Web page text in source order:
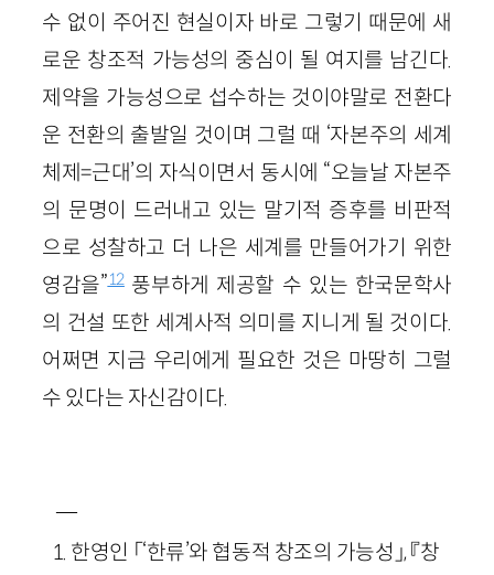
수 없이 주어진 현실이자 바로 그렇기 때문에 새
로운 창조적 가능성의 중심이 될 여지를 남긴다.
제약을 가능성으로 섭수하는 것이야말로 전환다
운 전환의 출발일 것이며 그럴 때 ‘자본주의 세계
체제=근대’의 자식이면서 동시에 “오늘날 자본주
의 문명이 드러내고 있는 말기적 증후를 비판적
으로 성찰하고 더 나은 세계를 만들어가기 위한
영감을”12풍부하게 제공할 수 있는 한국문학사
의 건설 또한 세계사적 의미를 지니게 될 것이다.
어쩌면 지금 우리에게 필요한 것은 마땅히 그럴
수 있다는 자신감이다.
―
한영인 「‘한류’와 협동적 창조의 가능성」, 『창